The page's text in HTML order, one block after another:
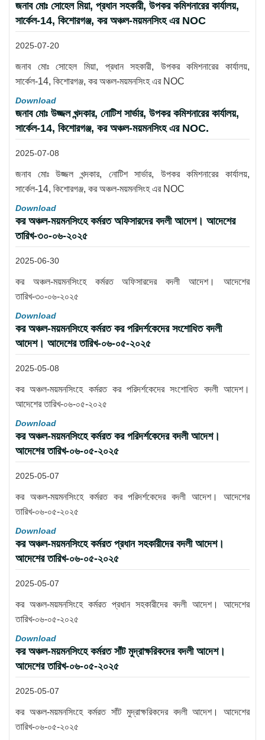
জনাব মোঃ সোহেল মিয়া, প্রধান সহকারী, উপকর কমিশনারের কার্যালয়,
সার্কেল-14, কিশোরগঞ্জ, কর অঞ্চল-ময়মনসিংহ এর NOC
2025-07-20
জনাব মোঃ সোহেল মিয়া, প্রধান সহকারী, উপকর কমিশনারের কার্যালয়,
সার্কেল-14, কিশোরগঞ্জ, কর অঞ্চল-ময়মনসিংহ এর NOC
Download
জনাব মোঃ উজ্জল খন্দকার, নোটিশ সার্ভার, উপকর কমিশনারের কার্যালয়,
সার্কেল-14, কিশোরগঞ্জ, কর অঞ্চল-ময়মনসিংহ এর NOC.
2025-07-08
জনাব মোঃ উজ্জল খন্দকার, নোটিশ সার্ভার, উপকর কমিশনারের কার্যালয়,
সার্কেল-14, কিশোরগঞ্জ, কর অঞ্চল-ময়মনসিংহ এর NOC
Download
কর অঞ্চল-ময়মনসিংহে কর্মরত অফিসারদের বদলী আদেশ। আদেশের
তারিখ-৩০-০৬-২০২৫
2025-06-30
কর অঞ্চল-ময়মনসিংহে কর্মরত অফিসারদের বদলী আদেশ। আদেশের
তারিখ-৩০-০৬-২০২৫
Download
কর অঞ্চল-ময়মনসিংহে কর্মরত কর পরিদর্শকেদের সংশোধিত বদলী
আদেশ। আদেশের তারিখ-০৬-০৫-২০২৫
2025-05-08
কর অঞ্চল-ময়মনসিংহে কর্মরত কর পরিদর্শকেদের সংশোধিত বদলী আদেশ।
আদেশের তারিখ-০৬-০৫-২০২৫
Download
কর অঞ্চল-ময়মনসিংহে কর্মরত কর পরিদর্শকেদের বদলী আদেশ।
আদেশের তারিখ-০৬-০৫-২০২৫
2025-05-07
কর অঞ্চল-ময়মনসিংহে কর্মরত কর পরিদর্শকেদের বদলী আদেশ। আদেশের
তারিখ-০৬-০৫-২০২৫
Download
কর অঞ্চল-ময়মনসিংহে কর্মরত প্রধান সহকারীদের বদলী আদেশ।
আদেশের তারিখ-০৬-০৫-২০২৫
2025-05-07
কর অঞ্চল-ময়মনসিংহে কর্মরত প্রধান সহকারীদের বদলী আদেশ। আদেশের
তারিখ-০৬-০৫-২০২৫
Download
কর অঞ্চল-ময়মনসিংহে কর্মরত সাঁট মুদ্রাক্ষরিকদের বদলী আদেশ।
আদেশের তারিখ-০৬-০৫-২০২৫
2025-05-07
কর অঞ্চল-ময়মনসিংহে কর্মরত সাঁট মুদ্রাক্ষরিকদের বদলী আদেশ। আদেশের
তারিখ-০৬-০৫-২০২৫